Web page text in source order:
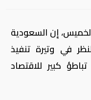
إن السعودية
في وتيرة تنفيذ
كبير للاقتصاد